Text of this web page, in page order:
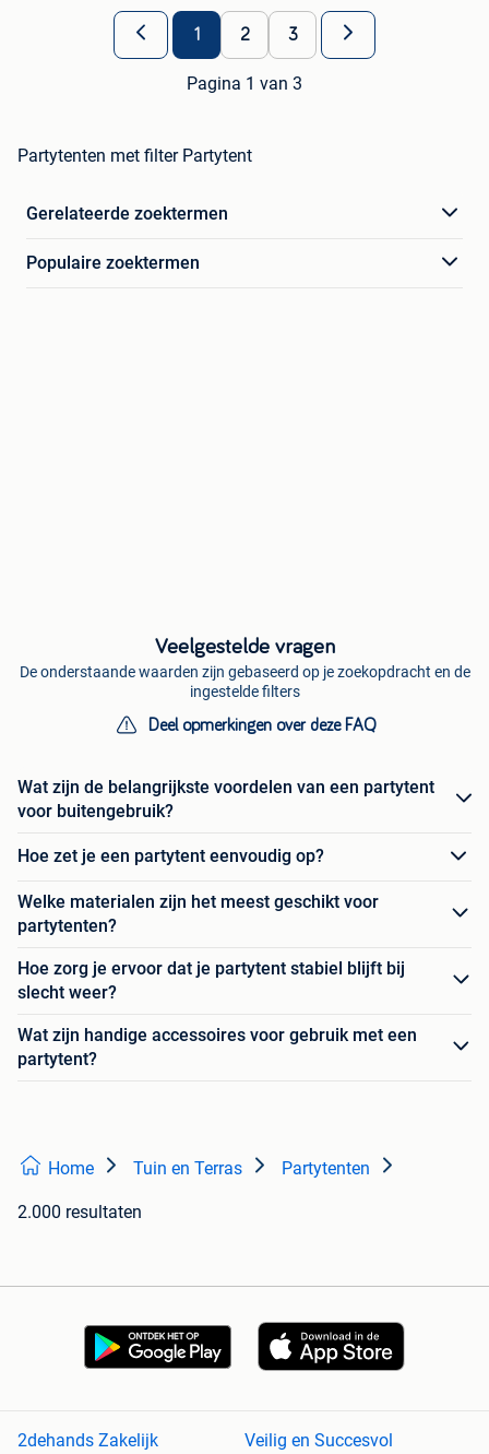
1 2 3
Pagina 1 van 3
Partytenten met filter Partytent
Gerelateerde zoektermen
Populaire zoektermen
Veelgestelde vragen
De onderstaande waarden zijn gebaseerd op je zoekopdracht en de
ingestelde filters
Deel opmerkingen over deze FAQ
Wat zijn de belangrijkste voordelen van een partytent
voor buitengebruik?
Hoe zet je een partytent eenvoudig op?
Welke materialen zijn het meest geschikt voor
partytenten?
Hoe zorg je ervoor dat je partytent stabiel blijft bij
slecht weer?
Wat zijn handige accessoires voor gebruik met een
partytent?
Home Tuin en Terras Partytenten
2.000 resultaten
2dehands Zakelijk Veilig en Succesvol